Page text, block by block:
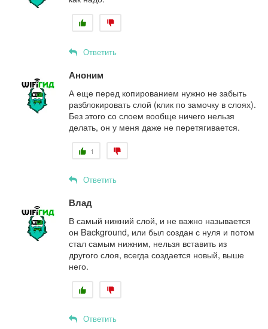
Ответить
Аноним
А еще перед копированием нужно не забыть
разблокировать слой (клик по замочку в слоях).
Без этого со слоем вообще ничего нельзя
делать, он у меня даже не перетягивается.
1
Ответить
Влад
В самый нижний слой, и не важно называется
он Background, или был создан с нуля и потом
стал самым нижним, нельзя вставить из
другого слоя, всегда создается новый, выше
него.
Ответить